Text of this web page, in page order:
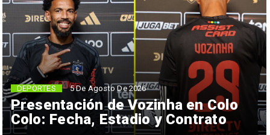
Presentación de Vozinha en Colo
Colo: Fecha, Estadio y Contrato
DEPORTES 5 De Agosto De 2026